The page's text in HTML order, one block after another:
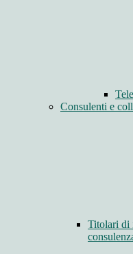
Consulenti e
Titolari di